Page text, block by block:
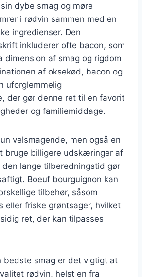
dybe smag og møre
i rødvin sammen med en
ingredienser. Den
inkluderer ofte bacon, som
dimension af smag og rigdom
af oksekød, bacon og
uforglemmelig
der gør denne ret til en favorit
og familiemiddage.
velsmagende, men også en
bruge billigere udskæringer af
den lange tilberedningstid gør
Boeuf bourguignon kan
tilbehør, såsom
eller friske grøntsager, hvilket
ret, der kan tilpasses
bedste smag er det vigtigt at
rødvin, helst en fra